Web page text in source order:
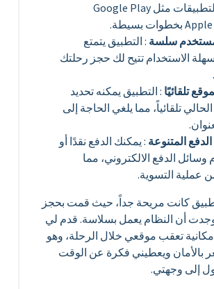
متاجر التطبيقات مثل Google Play
سلسة: التطبيق يتمتع
الاستخدام تتيح لك حجز رحلتك
تلقائيًا: التطبيق يمكنه تحديد
تلقائياً، مما يلغي الحاجة إلى
المتنوعة: يمكنك الدفع نقدًا أو
وسائل الدفع الالكتروني، مما
عملية التسوية.
كانت مريحة جداً، حيث قمت بحجز
أن النظام يعمل بسلاسة. قدم لي
تعقب موقعي خلال الرحلة، وهو
بالأمان ويعطيني فكرة عن الوقت
إلى وجهتي.